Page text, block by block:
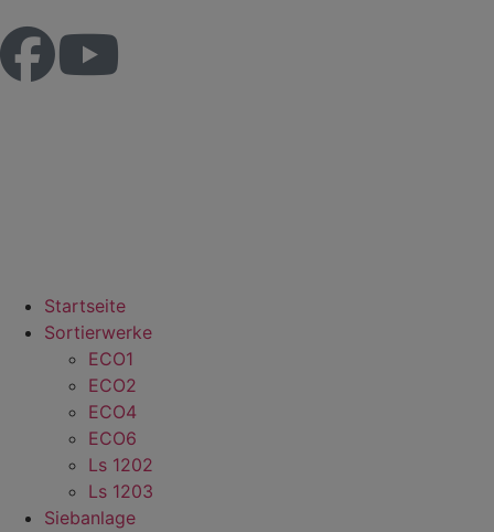
Startseite
Sortierwerke
ECO1
ECO2
ECO4
ECO6
Ls 1202
Ls 1203
Siebanlage